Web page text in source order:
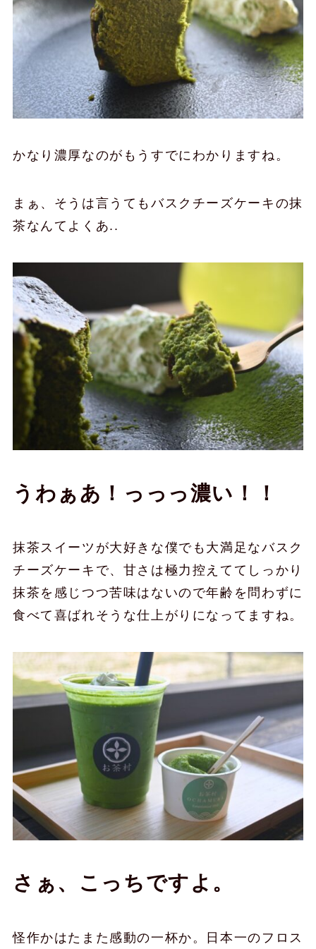
かなり濃厚なのがもうすでにわかりますね。
まぁ、そうは言うてもバスクチーズケーキの抹
茶なんてよくあ..
うわぁあ！っっっ濃い！！
抹茶スイーツが大好きな僕でも大満足なバスク
チーズケーキで、甘さは極力控えててしっかり
抹茶を感じつつ苦味はないので年齢を問わずに
食べて喜ばれそうな仕上がりになってますね。
さぁ、こっちですよ。
怪作かはたまた感動の一杯か。日本一のフロス